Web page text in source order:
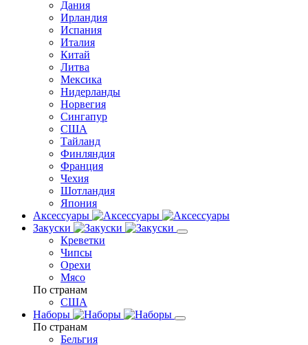
Дания
Ирландия
Испания
Италия
Китай
Литва
Мексика
Нидерланды
Норвегия
Сингапур
США
Тайланд
Финляндия
Франция
Чехия
Шотландия
Япония
Аксессуары
Закуски
Креветки
Чипсы
Орехи
Мясо
По странам
США
Наборы
По странам
Бельгия